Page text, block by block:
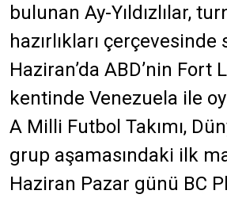
bulunan Ay-Yıldızlılar,
hazırlıkları çerçevesinde
Haziran’da ABD’nin Fort
kentinde Venezuela ile
A Milli Futbol Takımı,
grup aşamasındaki ilk
Haziran Pazar günü BC